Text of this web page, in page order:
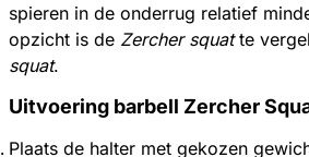
spieren in de onderrug relatief
opzicht is de Zercher squatte
squat.
Uitvoering barbell Zercher
Plaats de halter met gekozen